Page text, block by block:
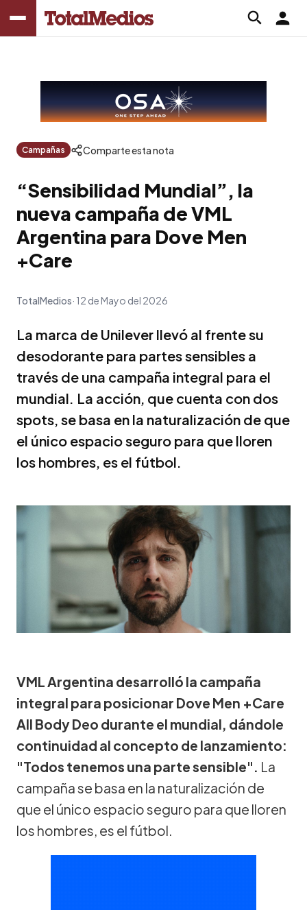
Campañas Comparte esta nota
“Sensibilidad Mundial”, la
nueva campaña de VML
Argentina para Dove Men
+Care
TotalMedios 12 de Mayo del 2026
La marca de Unilever llevó al frente su
desodorante para partes sensibles a
través de una campaña integral para el
mundial. La acción, que cuenta con dos
spots, se basa en la naturalización de que
el único espacio seguro para que lloren
los hombres, es el fútbol.
VML Argentina desarrolló la campaña
integral para posicionar Dove Men +Care
All Body Deo durante el mundial, dándole
continuidad al concepto de lanzamiento:
"Todos tenemos una parte sensible". La
campaña se basa en la naturalización de
que el único espacio seguro para que lloren
los hombres, es el fútbol.